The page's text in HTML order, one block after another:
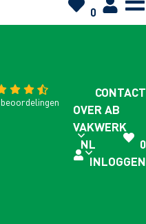
0
beoordelingen
CONTACT
OVER AB
VAKWERK
NL
0
INLOGGEN